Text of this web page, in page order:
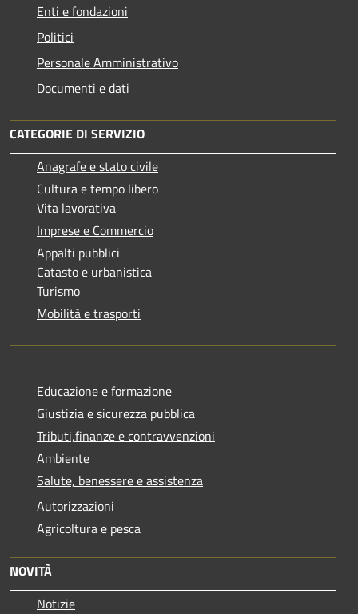
Enti e fondazioni
Politici
Personale Amministrativo
Documenti e dati
CATEGORIE DI SERVIZIO
Anagrafe e stato civile
Cultura e tempo libero
Vita lavorativa
Imprese e Commercio
Appalti pubblici
Catasto e urbanistica
Turismo
Mobilità e trasporti
Educazione e formazione
Giustizia e sicurezza pubblica
Tributi,finanze e contravvenzioni
Ambiente
Salute, benessere e assistenza
Autorizzazioni
Agricoltura e pesca
NOVITÀ
Notizie